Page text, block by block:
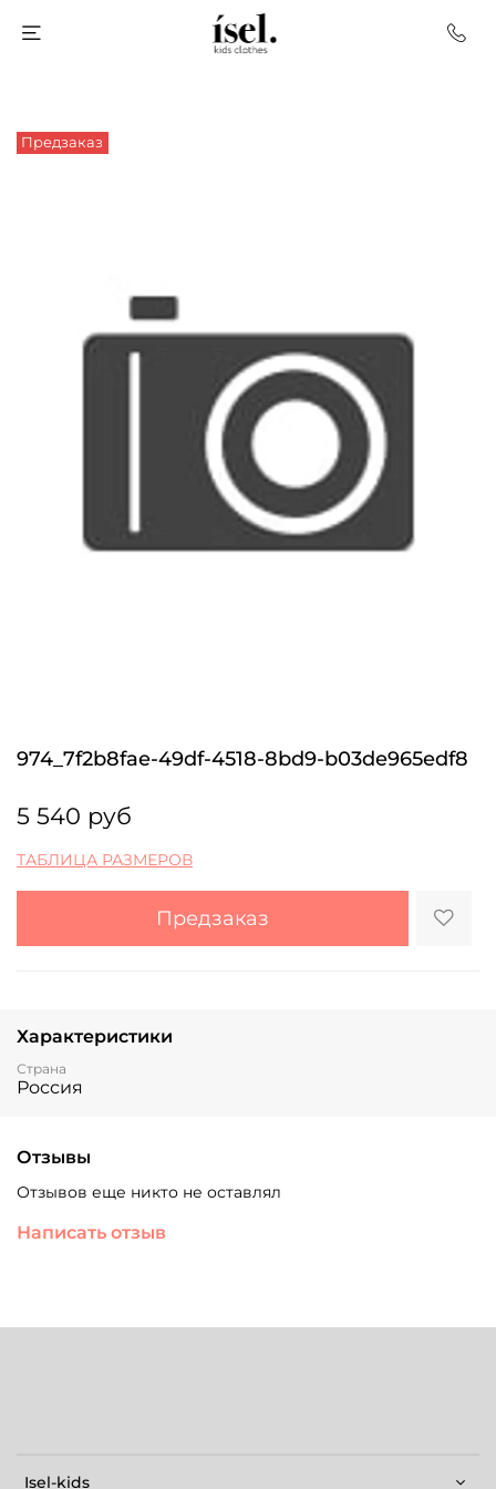
Предзаказ
974_7f2b8fae-49df-4518-8bd9-b03de965edf8
5 540 руб
ТАБЛИЦА РАЗМЕРОВ
Предзаказ
Характеристики
Страна
Россия
Отзывы
Отзывов еще никто не оставлял
Написать отзыв
Isel-kids